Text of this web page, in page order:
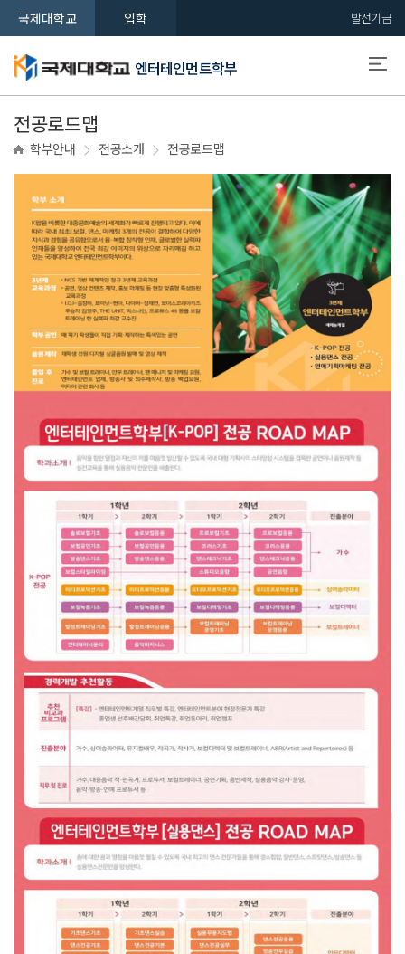
국제대학교 입학 발전기금
엔터테인먼트학부
학부안내 전공소개 전공로드맵
전공로드맵